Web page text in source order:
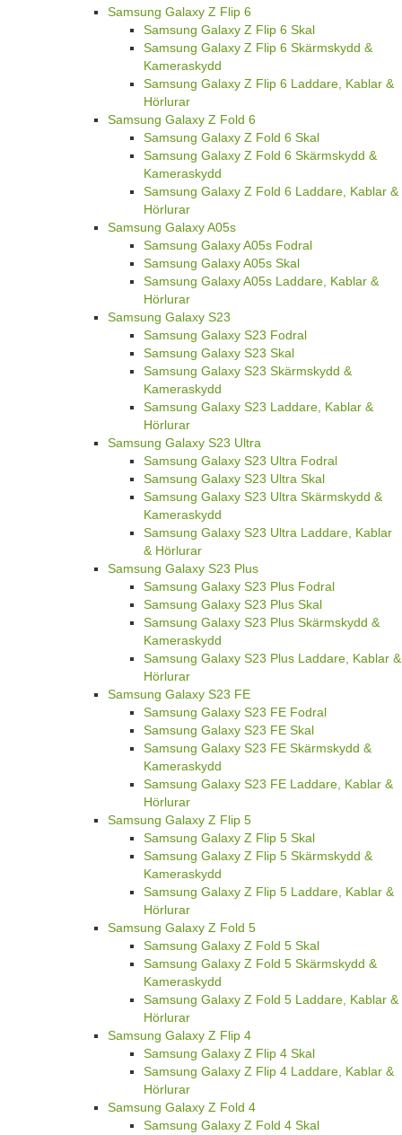
Samsung Galaxy Z Flip 6
Samsung Galaxy Z Flip 6 Skal
Samsung Galaxy Z Flip 6 Skärmskydd &
Kameraskydd
Samsung Galaxy Z Flip 6 Laddare, Kablar &
Hörlurar
Samsung Galaxy Z Fold 6
Samsung Galaxy Z Fold 6 Skal
Samsung Galaxy Z Fold 6 Skärmskydd &
Kameraskydd
Samsung Galaxy Z Fold 6 Laddare, Kablar &
Hörlurar
Samsung Galaxy A05s
Samsung Galaxy A05s Fodral
Samsung Galaxy A05s Skal
Samsung Galaxy A05s Laddare, Kablar &
Hörlurar
Samsung Galaxy S23
Samsung Galaxy S23 Fodral
Samsung Galaxy S23 Skal
Samsung Galaxy S23 Skärmskydd &
Kameraskydd
Samsung Galaxy S23 Laddare, Kablar &
Hörlurar
Samsung Galaxy S23 Ultra
Samsung Galaxy S23 Ultra Fodral
Samsung Galaxy S23 Ultra Skal
Samsung Galaxy S23 Ultra Skärmskydd &
Kameraskydd
Samsung Galaxy S23 Ultra Laddare, Kablar
& Hörlurar
Samsung Galaxy S23 Plus
Samsung Galaxy S23 Plus Fodral
Samsung Galaxy S23 Plus Skal
Samsung Galaxy S23 Plus Skärmskydd &
Kameraskydd
Samsung Galaxy S23 Plus Laddare, Kablar &
Hörlurar
Samsung Galaxy S23 FE
Samsung Galaxy S23 FE Fodral
Samsung Galaxy S23 FE Skal
Samsung Galaxy S23 FE Skärmskydd &
Kameraskydd
Samsung Galaxy S23 FE Laddare, Kablar &
Hörlurar
Samsung Galaxy Z Flip 5
Samsung Galaxy Z Flip 5 Skal
Samsung Galaxy Z Flip 5 Skärmskydd &
Kameraskydd
Samsung Galaxy Z Flip 5 Laddare, Kablar &
Hörlurar
Samsung Galaxy Z Fold 5
Samsung Galaxy Z Fold 5 Skal
Samsung Galaxy Z Fold 5 Skärmskydd &
Kameraskydd
Samsung Galaxy Z Fold 5 Laddare, Kablar &
Hörlurar
Samsung Galaxy Z Flip 4
Samsung Galaxy Z Flip 4 Skal
Samsung Galaxy Z Flip 4 Laddare, Kablar &
Hörlurar
Samsung Galaxy Z Fold 4
Samsung Galaxy Z Fold 4 Skal